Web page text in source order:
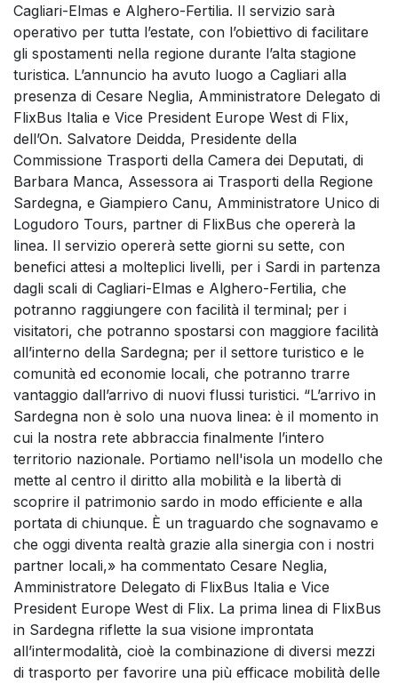
Cagliari-Elmas e Alghero-Fertilia. Il servizio sarà
operativo per tutta l’estate, con l’obiettivo di facilitare
gli spostamenti nella regione durante l’alta stagione
turistica. L’annuncio ha avuto luogo a Cagliari alla
presenza di Cesare Neglia, Amministratore Delegato di
FlixBus Italia e Vice President Europe West di Flix,
dell’On. Salvatore Deidda, Presidente della
Commissione Trasporti della Camera dei Deputati, di
Barbara Manca, Assessora ai Trasporti della Regione
Sardegna, e Giampiero Canu, Amministratore Unico di
Logudoro Tours, partner di FlixBus che opererà la
linea. Il servizio opererà sette giorni su sette, con
benefici attesi a molteplici livelli, per i Sardi in partenza
dagli scali di Cagliari-Elmas e Alghero-Fertilia, che
potranno raggiungere con facilità il terminal; per i
visitatori, che potranno spostarsi con maggiore facilità
all’interno della Sardegna; per il settore turistico e le
comunità ed economie locali, che potranno trarre
vantaggio dall’arrivo di nuovi flussi turistici. “L’arrivo in
Sardegna non è solo una nuova linea: è il momento in
cui la nostra rete abbraccia finalmente l’intero
territorio nazionale. Portiamo nell'isola un modello che
mette al centro il diritto alla mobilità e la libertà di
scoprire il patrimonio sardo in modo efficiente e alla
portata di chiunque. È un traguardo che sognavamo e
che oggi diventa realtà grazie alla sinergia con i nostri
partner locali,» ha commentato Cesare Neglia,
Amministratore Delegato di FlixBus Italia e Vice
President Europe West di Flix. La prima linea di FlixBus
in Sardegna riflette la sua visione improntata
all’intermodalità, cioè la combinazione di diversi mezzi
di trasporto per favorire una più efficace mobilità delle